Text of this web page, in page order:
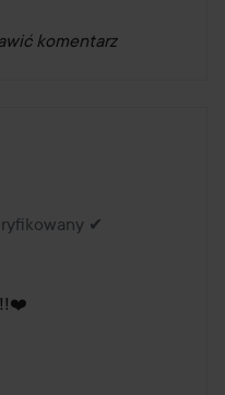
komentarz
8 miesięcy temu
✔